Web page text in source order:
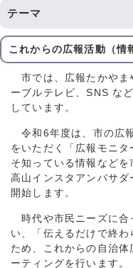
テーマ
これからの広報活動（情
市では、広報たかやま
ーブルテレビ、SNS な
しています。
令和6年度は、市の広
をいただく「広報モニ
そ知っている情報など
高山インスタアンバサダ
開始します。
時代や市民ニーズに合
い、「伝えるだけで終
ため、これからの自治体
ーティングを行います。